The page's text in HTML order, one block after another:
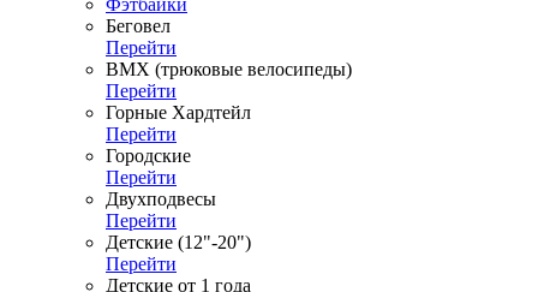
Фэтбайки
Беговел
Перейти
ВМХ (трюковые велосипеды)
Перейти
Горные Хардтейл
Перейти
Городские
Перейти
Двухподвесы
Перейти
Детские (12"-20")
Перейти
Детские от 1 года